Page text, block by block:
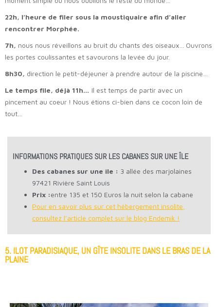
22h, l’heure de filer sous la moustiquaire afin d’aller
rencontrer Morphée.
7h, nous nous réveillons au bruit du chants des oiseaux… Ouvrons
les portes coulissantes et savourons la levée du jour.
8h30, direction le petit-déjeuner à prendre autour de la piscine…
Le temps file, déjà 11h… Il est temps de partir avec un
pincement au coeur ! Nous étions ci-bien dans ce cocon loin de
tout…
INFORMATIONS PRATIQUES SUR LES CABANES SUR UNE ÎLE
Des cabanes sur une île : 3 allée des marjolaines
97421 Rivière Saint Louis
Prix :entre 135 et 150 Euros la nuit selon la cabane
Pour en savoir plus sur cet hébergement insolite,
consultez l’article complet sur le blog Endemik !
5. ILOT PARADISIAQUE, UN GÎTE INSOLITE DANS LE BRAS DE LA
PLAINE